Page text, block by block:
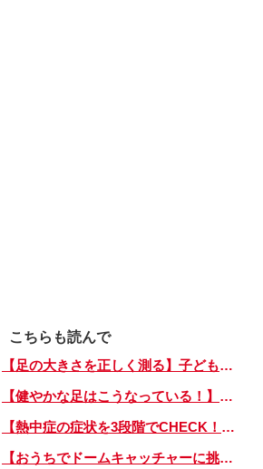
こちらも読んで
【足の大きさを正しく測る】子どもの靴の最適サイズは？ 月に1回は測り直そう！
【健やかな足はこうなっている！】「疲れた！ 抱っこ！」は靴のせい？ 子どもの足を育てる「足育」を今日からさっそく始めましょう！
【熱中症の症状を3段階でCHECK！】症状が軽い順にⅠ～Ⅲ度に分類。この症状が出ていたら、医療機関に連絡を！
【おうちでドームキャッチャーに挑戦だ】アンパンマン わくわくドームキャッチャー